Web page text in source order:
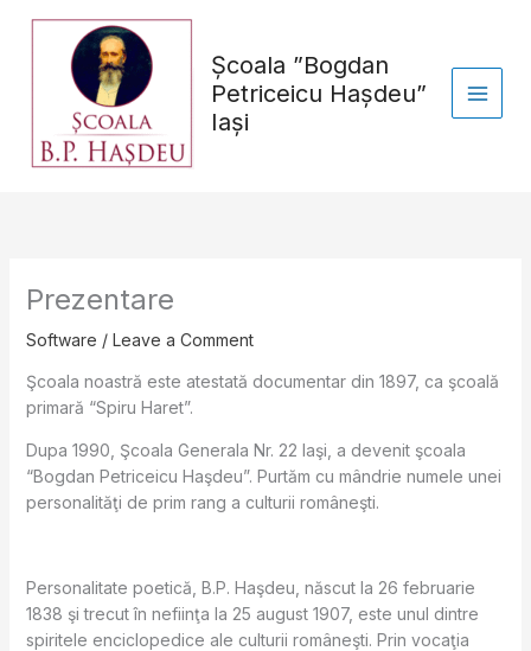
Școala ”Bogdan
Petriceicu Hașdeu”
Iași
Prezentare
Software / Leave a Comment
Şcoala noastră este atestată documentar din 1897, ca şcoală
primară “Spiru Haret”.
Dupa 1990, Şcoala Generala Nr. 22 Iaşi, a devenit şcoala
“Bogdan Petriceicu Haşdeu”. Purtăm cu mândrie numele unei
personalităţi de prim rang a culturii româneşti.
Personalitate poetică, B.P. Haşdeu, născut la 26 februarie
1838 şi trecut în nefiinţa la 25 august 1907, este unul dintre
spiritele enciclopedice ale culturii româneşti. Prin vocaţia